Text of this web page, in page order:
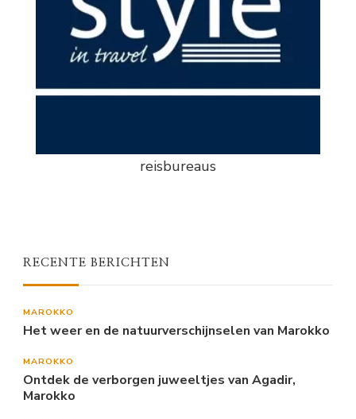
reisbureaus
RECENTE BERICHTEN
MAROKKO
Het weer en de natuurverschijnselen van Marokko
MAROKKO
Ontdek de verborgen juweeltjes van Agadir,
Marokko